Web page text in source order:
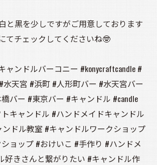
と黒を少しですがご用意しております
てチェックしてくださいね🤓
ャンドルバーコニー #konycraftcandle #
水天宮 #浜町 #人形町バー #水天宮バー
バー #東京バー #キャンドル #candle
トキャンドル #ハンドメイドキャンドル
ンドル教室 #キャンドルワークショップ
ョップ #おけいこ #手作り #ハンドメ
好きさんと繋がりたい #キャンドル作